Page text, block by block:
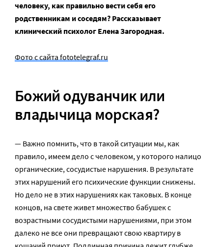
человеку, как правильно вести себя его
родственникам и соседям? Рассказывает
клинический психолог Елена Загородная.
Фото с сайта fototelegraf.ru
Божий одуванчик или
владычица морская?
— Важно помнить, что в такой ситуации мы, как
правило, имеем дело с человеком, у которого налицо
органические, сосудистые нарушения. В результате
этих нарушений его психические функции снижены.
Но дело не в этих нарушениях как таковых. В конце
концов, на свете живет множество бабушек с
возрастными сосудистыми нарушениями, при этом
далеко не все они превращают свою квартиру в